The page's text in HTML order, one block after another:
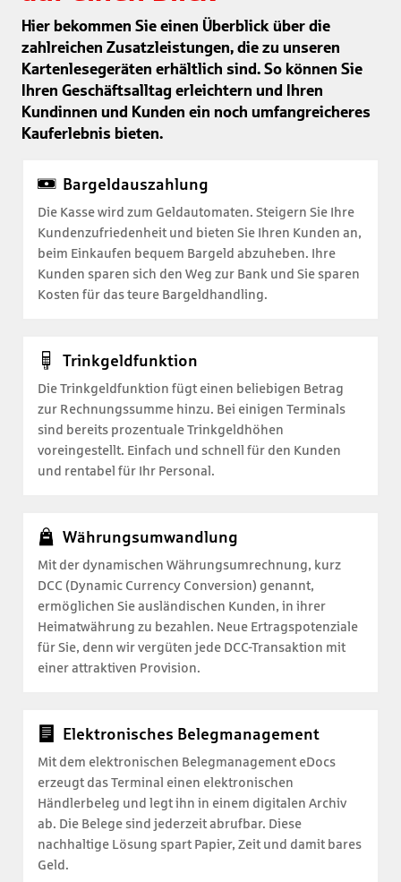
Hier bekommen Sie einen Überblick über die
zahlreichen Zusatzleistungen, die zu unseren
Kartenlesegeräten erhältlich sind. So können Sie
Ihren Geschäftsalltag erleichtern und Ihren
Kundinnen und Kunden ein noch umfangreicheres
Kauferlebnis bieten.
Bargeldauszahlung
Die Kasse wird zum Geldautomaten. Steigern Sie Ihre
Kundenzufriedenheit und bieten Sie Ihren Kunden an,
beim Einkaufen bequem Bargeld abzuheben. Ihre
Kunden sparen sich den Weg zur Bank und Sie sparen
Kosten für das teure Bargeldhandling.
Trinkgeldfunktion
Die Trinkgeldfunktion fügt einen beliebigen Betrag
zur Rechnungssumme hinzu. Bei einigen Terminals
sind bereits prozentuale Trinkgeldhöhen
voreingestellt. Einfach und schnell für den Kunden
und rentabel für Ihr Personal.
Währungsumwandlung
Mit der dynamischen Währungsumrechnung, kurz
DCC (Dynamic Currency Conversion) genannt,
ermöglichen Sie ausländischen Kunden, in ihrer
Heimatwährung zu bezahlen. Neue Ertragspotenziale
für Sie, denn wir vergüten jede DCC-Transaktion mit
einer attraktiven Provision.
Elektronisches Belegmanagement
Mit dem elektronischen Belegmanagement eDocs
erzeugt das Terminal einen elektronischen
Händlerbeleg und legt ihn in einem digitalen Archiv
ab. Die Belege sind jederzeit abrufbar. Diese
nachhaltige Lösung spart Papier, Zeit und damit bares
Geld.